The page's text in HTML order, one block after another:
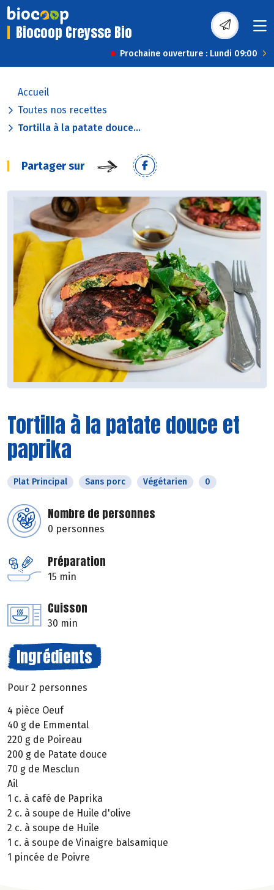
Biocoop Creysse Bio
Prochaine ouverture : Lundi 09:00
Accueil
Toutes nos recettes
Tortilla à la patate douce...
Partager sur
Tortilla à la patate douce et
paprika
Plat Principal Sans porc Végétarien 0
Nombre de personnes
0 personnes
Préparation
15 min
Cuisson
30 min
Ingrédients
Pour 2 personnes
4 pièce Oeuf
40 g de Emmental
220 g de Poireau
200 g de Patate douce
70 g de Mesclun
Ail
1 c. à café de Paprika
2 c. à soupe de Huile d'olive
2 c. à soupe de Huile
1 c. à soupe de Vinaigre balsamique
1 pincée de Poivre